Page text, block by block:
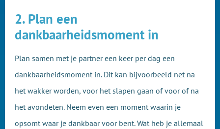
2. Plan een
dankbaarheidsmoment in
Plan samen met je partner een keer per dag een
dankbaarheidsmoment in. Dit kan bijvoorbeeld net na
het wakker worden, voor het slapen gaan of voor of na
het avondeten. Neem even een moment waarin je
opsomt waar je dankbaar voor bent. Wat heb je allemaal